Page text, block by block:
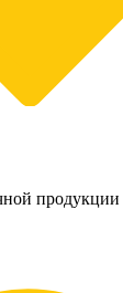
продукции